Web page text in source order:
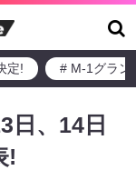
定! # M-1グラン
日、14日
!